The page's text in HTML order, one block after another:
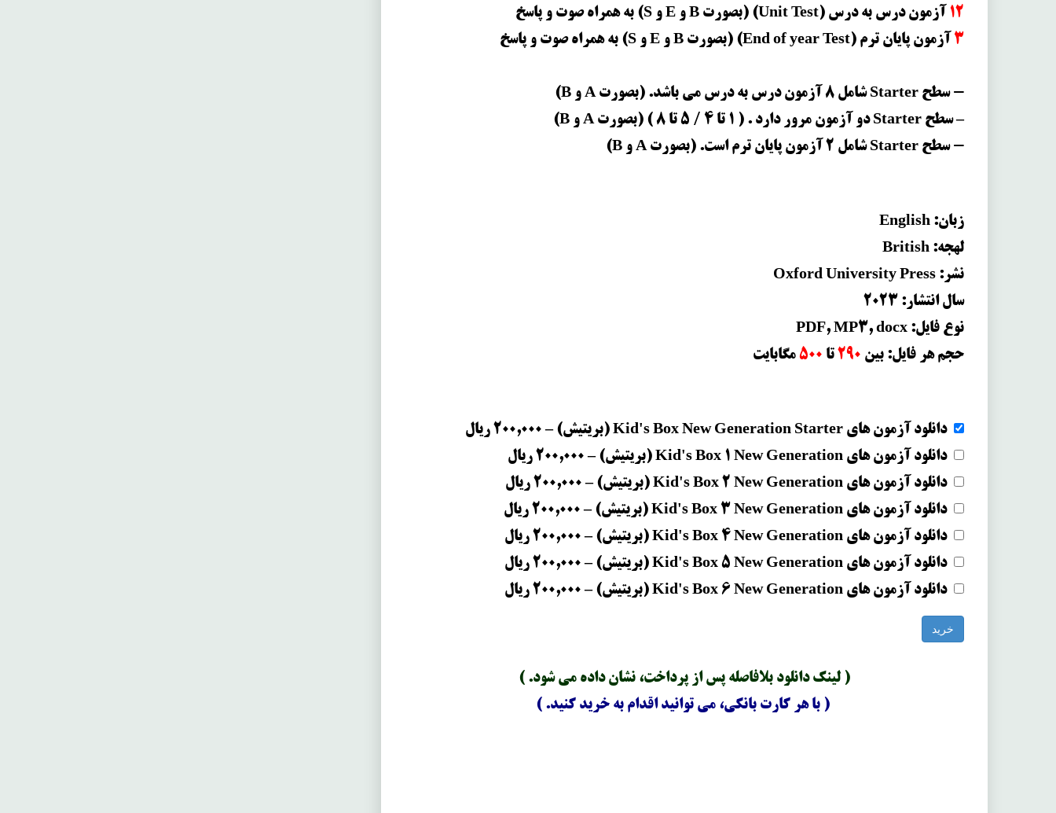
12 آزمون درس به درس (Unit Test) (بصورت B و E و S) به همراه صوت و پاسخ
3 آزمون پایان ترم (End of year Test) (بصورت B و E و S) به همراه صوت و پاسخ
‌‌- سطح Starter شامل 8 آزمون درس به درس می باشد. (بصورت A و B)
– سطح Starter دو آزمون مرور دارد . ( 1 تا 4 / 5 تا 8 ) (بصورت A و B)
‌‌- سطح Starter شامل 2 آزمون پایان ترم است. (بصورت A و B)
زبان: English
لهجه: British
نشر: Oxford University Press
سال انتشار: 2023
نوع فایل: PDF, MP3, docx
حجم هر فایل: بین 290 تا 500 مگابایت
دانلود آزمون های Kid's Box New Generation Starter (بریتیش) – 200,000 ریال
دانلود آزمون های Kid's Box 1 New Generation (بریتیش)
– 200,000 ریال
دانلود آزمون های Kid's Box 2 New Generation (بریتیش)
– 200,000 ریال
دانلود آزمون های Kid's Box 3 New Generation (بریتیش)
– 200,000 ریال
دانلود آزمون های Kid's Box 4 New Generation (بریتیش)
– 200,000 ریال
دانلود آزمون های Kid's Box 5 New Generation (بریتیش)
– 200,000 ریال
دانلود آزمون های Kid's Box 6 New Generation (بریتیش)
– 200,000 ریال
خرید
( لینک دانلود بلافاصله پس از پرداخت، نشان داده می شود. )
( با هر کارت بانکی، می توانید اقدام به خرید کنید. )